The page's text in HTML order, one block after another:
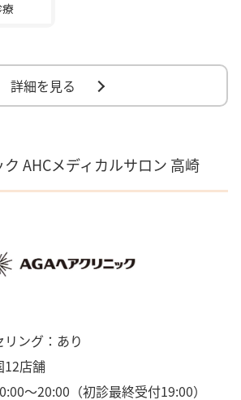
詳細を見る
AHCメディカルサロン 高崎
リング：あり
12店舗
〜20:00（初診最終受付19:00）